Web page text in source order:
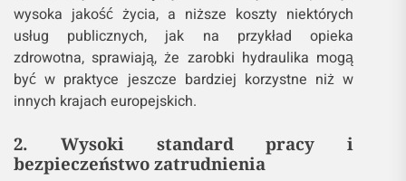
wysoka jakość życia, a niższe koszty niektórych
usług publicznych, jak na przykład opieka
zdrowotna, sprawiają, że zarobki hydraulika mogą
być w praktyce jeszcze bardziej korzystne niż w
innych krajach europejskich.
2. Wysoki standard pracy i
bezpieczeństwo zatrudnienia